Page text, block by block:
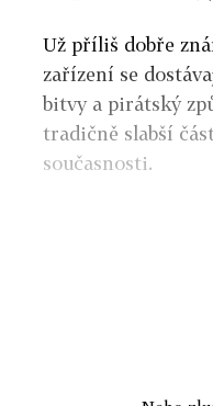
Už příliš dobře
zařízení se
bitvy a pirátský
tradičně slabší
současnosti.